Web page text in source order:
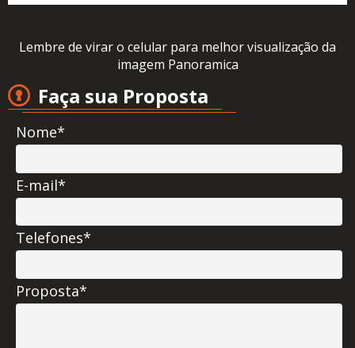
Lembre de virar o celular para melhor visualização da
imagem Panoramica
Faça sua Proposta
Nome*
E-mail*
Telefones*
Proposta*